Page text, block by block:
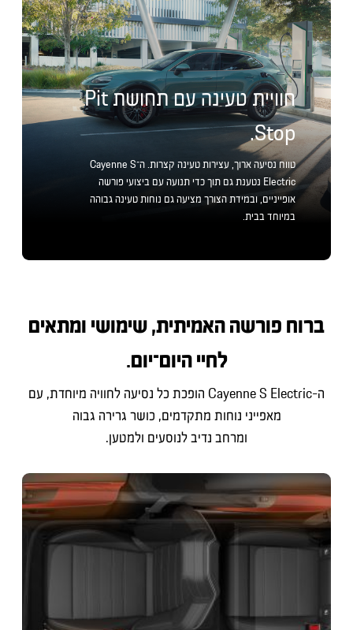
חוויית טעינה עם תחושת Pit
Stop.
טווח נסיעה ארוך, עצירות טעינה קצרות. ה־Cayenne S
Electric נטענת גם תוך כדי תנועה עם ביצועי פורשה
אופייניים, ובמידת הצורך מציעה גם נוחות טעינה גבוהה
במיוחד בבית.
ברוח פורשה האמיתית, שימושי ומתאים
לחיי היום־יום.
ה-Cayenne S Electric הופכת כל נסיעה לחוויה מיוחדת, עם
מאפייני נוחות מתקדמים, כושר גרירה גבוה
ומרחב נדיב לנוסעים ולמטען.